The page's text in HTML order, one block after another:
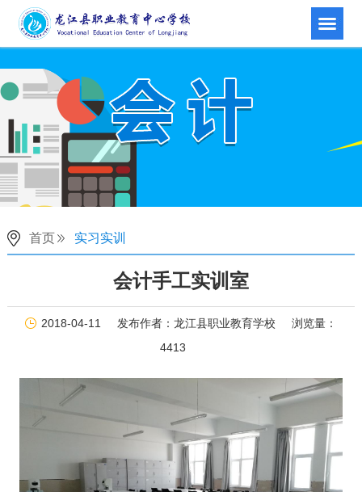
首页 实习实训
会计手工实训室
2018-04-11 发布作者：龙江县职业教育学校
浏览量：
4413